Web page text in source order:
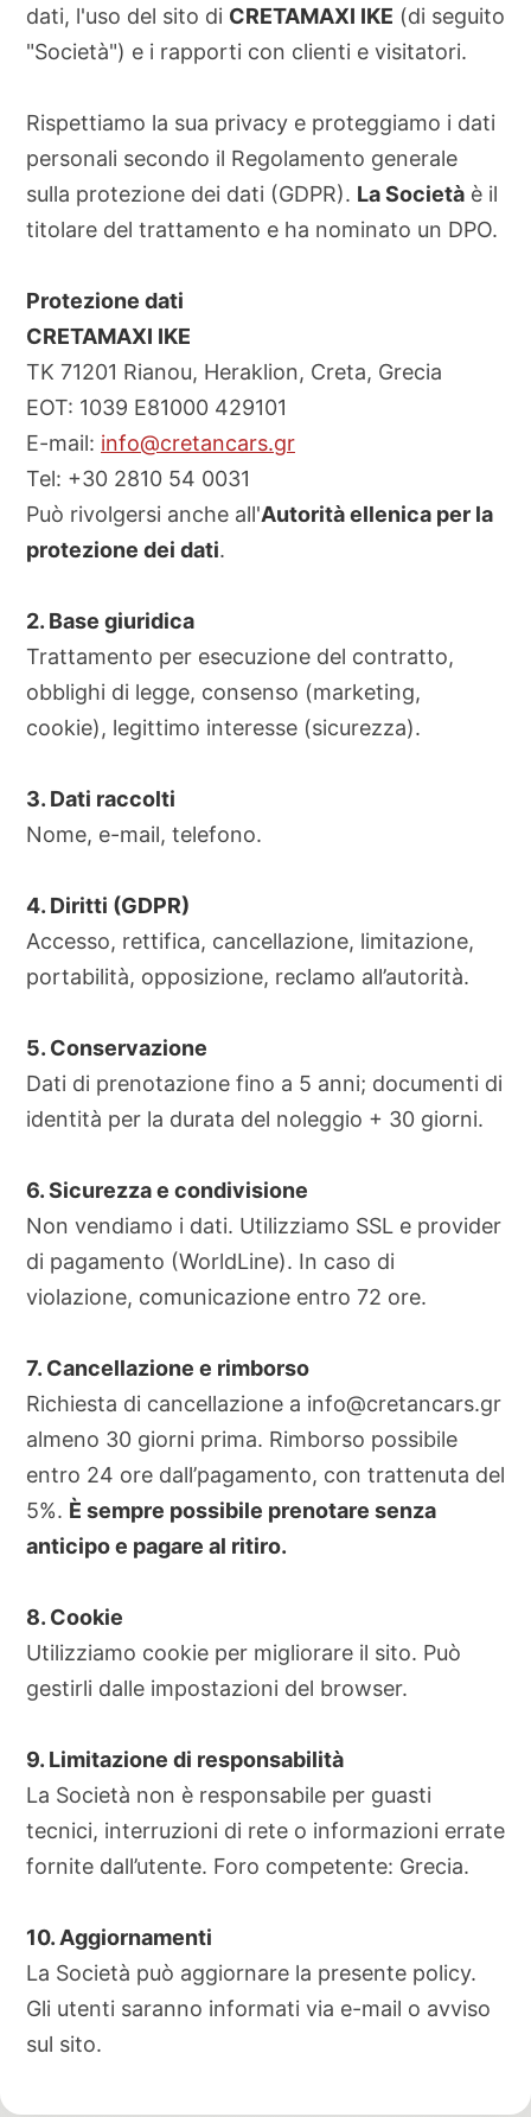
dati, l'uso del sito di CRETAMAXI IKE (di seguito
"Società") e i rapporti con clienti e visitatori.
Rispettiamo la sua privacy e proteggiamo i dati
personali secondo il Regolamento generale
sulla protezione dei dati (GDPR). La Società è il
titolare del trattamento e ha nominato un DPO.
Protezione dati
CRETAMAXI IKE
TK 71201 Rianou, Heraklion, Creta, Grecia
EOT: 1039 E81000 429101
E-mail: info@cretancars.gr
Tel: +30 2810 54 0031
Può rivolgersi anche all'Autorità ellenica per la
protezione dei dati.
2. Base giuridica
Trattamento per esecuzione del contratto,
obblighi di legge, consenso (marketing,
cookie), legittimo interesse (sicurezza).
3. Dati raccolti
Nome, e-mail, telefono.
4. Diritti (GDPR)
Accesso, rettifica, cancellazione, limitazione,
portabilità, opposizione, reclamo all’autorità.
5. Conservazione
Dati di prenotazione fino a 5 anni; documenti di
identità per la durata del noleggio + 30 giorni.
6. Sicurezza e condivisione
Non vendiamo i dati. Utilizziamo SSL e provider
di pagamento (WorldLine). In caso di
violazione, comunicazione entro 72 ore.
7. Cancellazione e rimborso
Richiesta di cancellazione a info@cretancars.gr
almeno 30 giorni prima. Rimborso possibile
entro 24 ore dall’pagamento, con trattenuta del
5%. È sempre possibile prenotare senza
anticipo e pagare al ritiro.
8. Cookie
Utilizziamo cookie per migliorare il sito. Può
gestirli dalle impostazioni del browser.
9. Limitazione di responsabilità
La Società non è responsabile per guasti
tecnici, interruzioni di rete o informazioni errate
fornite dall’utente. Foro competente: Grecia.
10. Aggiornamenti
La Società può aggiornare la presente policy.
Gli utenti saranno informati via e-mail o avviso
sul sito.